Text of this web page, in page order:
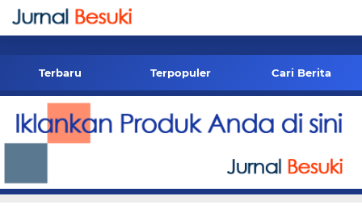
-->
Terbaru Terpopuler Cari Berita